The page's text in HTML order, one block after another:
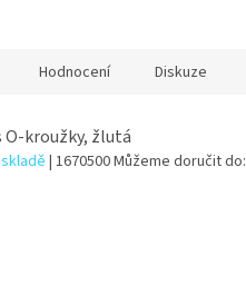
Hodnocení Diskuze
O-kroužky, žlutá
| 1670500Můžeme doručit do: